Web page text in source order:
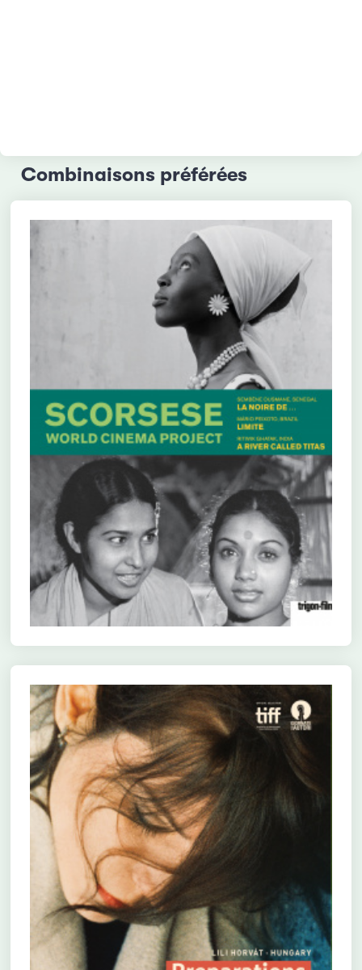
Combinaisons préférées